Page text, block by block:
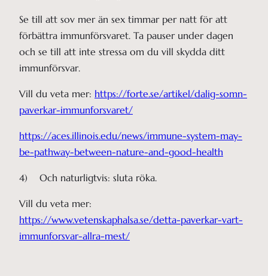
Se till att sov mer än sex timmar per natt för att
förbättra immunförsvaret. Ta pauser under dagen
och se till att inte stressa om du vill skydda ditt
immunförsvar.
Vill du veta mer: https://forte.se/artikel/dalig-somn-
paverkar-immunforsvaret/
https://aces.illinois.edu/news/immune-system-may-
be-pathway-between-nature-and-good-health
4) Och naturligtvis: sluta röka.
Vill du veta mer:
https://www.vetenskaphalsa.se/detta-paverkar-vart-
immunforsvar-allra-mest/